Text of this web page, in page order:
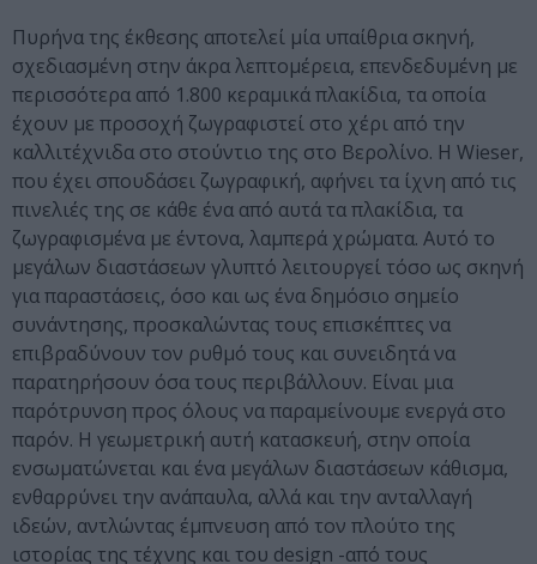
Πυρήνα της έκθεσης αποτελεί μία υπαίθρια σκηνή,
σχεδιασμένη στην άκρα λεπτομέρεια, επενδεδυμένη με
περισσότερα από 1.800 κεραμικά πλακίδια, τα οποία
έχουν με προσοχή ζωγραφιστεί στο χέρι από την
καλλιτέχνιδα στο στούντιο της στο Βερολίνο. H Wieser,
που έχει σπουδάσει ζωγραφική, αφήνει τα ίχνη από τις
πινελιές της σε κάθε ένα από αυτά τα πλακίδια, τα
ζωγραφισμένα με έντονα, λαμπερά χρώματα. Αυτό το
μεγάλων διαστάσεων γλυπτό λειτουργεί τόσο ως σκηνή
για παραστάσεις, όσο και ως ένα δημόσιο σημείο
συνάντησης, προσκαλώντας τους επισκέπτες να
επιβραδύνουν τον ρυθμό τους και συνειδητά να
παρατηρήσουν όσα τους περιβάλλουν. Είναι μια
παρότρυνση προς όλους να παραμείνουμε ενεργά στο
παρόν. Η γεωμετρική αυτή κατασκευή, στην οποία
ενσωματώνεται και ένα μεγάλων διαστάσεων κάθισμα,
ενθαρρύνει την ανάπαυλα, αλλά και την ανταλλαγή
ιδεών, αντλώντας έμπνευση από τον πλούτο της
ιστορίας της τέχνης και του design -από τους